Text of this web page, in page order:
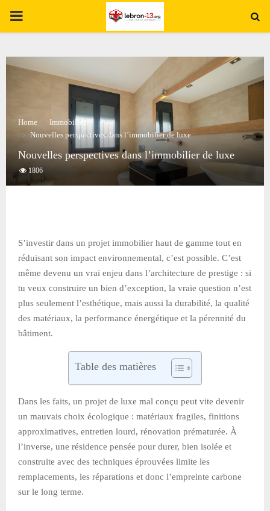
PRIMARY
Home
Immobilier
Nouvelles perspectives dans l’immobilier de luxe
Nouvelles perspectives dans l’immobilier de luxe
1806
S’investir dans un projet immobilier haut de gamme tout en
réduisant son impact environnemental, c’est possible. C’est
même devenu un vrai enjeu dans l’architecture de prestige : si
tu veux construire un bien d’exception, la vraie question n’est
plus seulement l’esthétique, mais aussi la durabilité, la qualité
des matériaux, la performance énergétique et la pérennité du
bâtiment.
Table des matières
Dans les faits, un projet de luxe mal conçu peut vite devenir
un mauvais choix écologique : matériaux fragiles, finitions
approximatives, entretien lourd, rénovation prématurée. À
l’inverse, une résidence pensée pour durer, bien isolée et
construite avec des techniques éprouvées limite les
remplacements, les réparations et donc l’empreinte carbone
sur le long terme.